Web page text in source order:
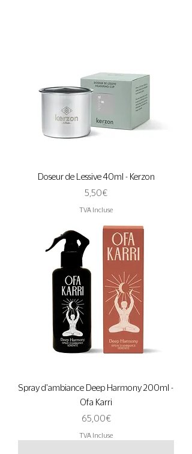
Doseur de Lessive 40ml - Kerzon
Prix
5,50 €
TVA Incluse
Spray d'ambiance Deep Harmony 200ml -
Ofa Karri
Prix
65,00 €
TVA Incluse